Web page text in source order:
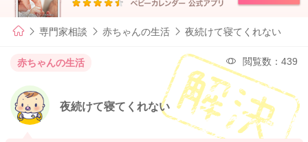
専門家相談 赤ちゃんの生活 夜続けて寝てくれない
赤ちゃんの生活 閲覧数：439
夜続けて寝てくれない